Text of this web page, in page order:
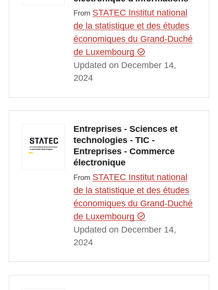
From STATEC Institut national
de la statistique et des études
économiques du Grand-Duché
de Luxembourg
Updated on December 14,
2024
Entreprises - Sciences et
technologies - TIC -
Entreprises - Commerce
électronique
From STATEC Institut national
de la statistique et des études
économiques du Grand-Duché
de Luxembourg
Updated on December 14,
2024